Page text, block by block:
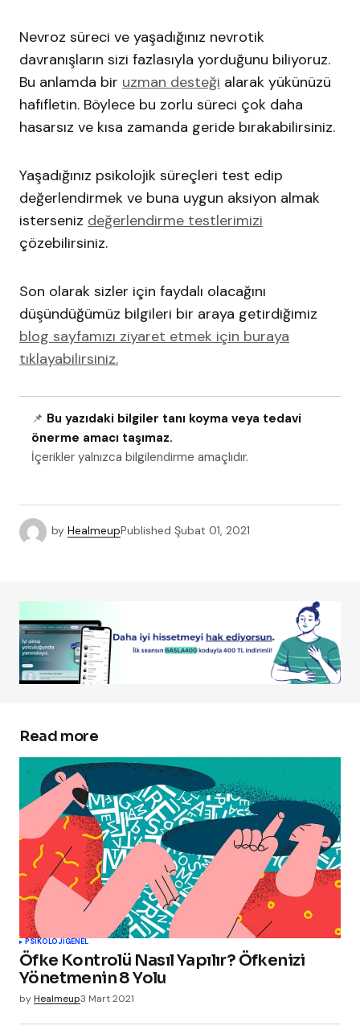
Nevroz süreci ve yaşadığınız nevrotik
davranışların sizi fazlasıyla yorduğunu biliyoruz.
Bu anlamda bir uzman desteği alarak yükünüzü
hafifletin. Böylece bu zorlu süreci çok daha
hasarsız ve kısa zamanda geride bırakabilirsiniz.
Yaşadığınız psikolojik süreçleri test edip
değerlendirmek ve buna uygun aksiyon almak
isterseniz değerlendirme testlerimizi
çözebilirsiniz.
Son olarak sizler için faydalı olacağını
düşündüğümüz bilgileri bir araya getirdiğimiz
blog sayfamızı ziyaret etmek için buraya
tıklayabilirsiniz.
📌 Bu yazıdaki bilgiler tanı koyma veya tedavi
önerme amacı taşımaz.
İçerikler yalnızca bilgilendirme amaçlıdır.
by HealmeupPublished Şubat 01, 2021
Read more
PSIKOLOJIGENEL
Öfke Kontrolü Nasıl Yapılır? Öfkenizi
Yönetmenin 8 Yolu
byHealmeup3 Mart 2021